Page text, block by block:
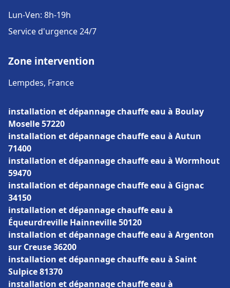
Lun-Ven: 8h-19h
Service d'urgence 24/7
Zone intervention
Lempdes, France
installation et dépannage chauffe eau à Boulay
Moselle 57220
installation et dépannage chauffe eau à Autun
71400
installation et dépannage chauffe eau à Wormhout
59470
installation et dépannage chauffe eau à Gignac
34150
installation et dépannage chauffe eau à
Équeurdreville Hainneville 50120
installation et dépannage chauffe eau à Argenton
sur Creuse 36200
installation et dépannage chauffe eau à Saint
Sulpice 81370
installation et dépannage chauffe eau à